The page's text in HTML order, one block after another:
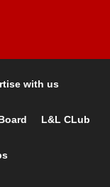
with us
L&L CLub